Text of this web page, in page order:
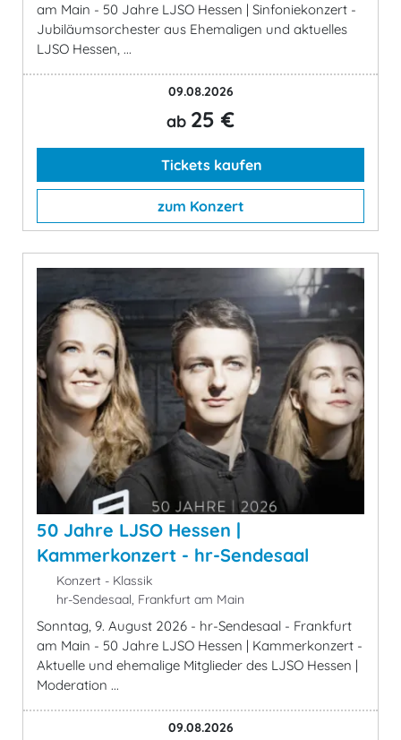
am Main - 50 Jahre LJSO Hessen | Sinfoniekonzert -
Jubiläumsorchester aus Ehemaligen und aktuelles
LJSO Hessen, ...
09.08.2026
ab 25 €
Tickets kaufen
zum Konzert
50 Jahre LJSO Hessen |
Kammerkonzert - hr-Sendesaal
Konzert - Klassik
hr-Sendesaal, Frankfurt am Main
Sonntag, 9. August 2026 - hr-Sendesaal - Frankfurt
am Main - 50 Jahre LJSO Hessen | Kammerkonzert -
Aktuelle und ehemalige Mitglieder des LJSO Hessen |
Moderation ...
09.08.2026